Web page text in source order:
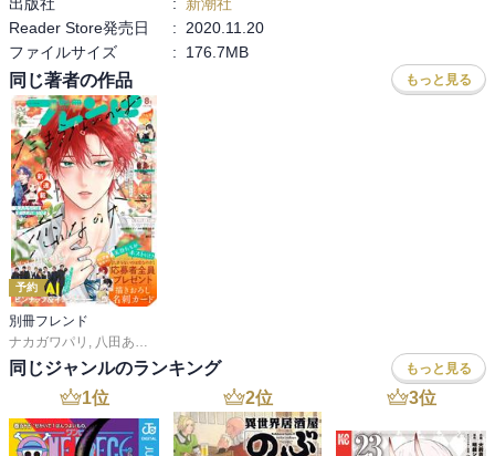
出版社
:
新潮社
Reader Store発売日
: 2020.11.20
ファイルサイズ
: 176.7MB
同じ著者の作品 もっと見る
予約
別冊フレンド
ナカガワパリ
八田あかり
同じジャンルのランキング もっと見る
1位 2位 3位